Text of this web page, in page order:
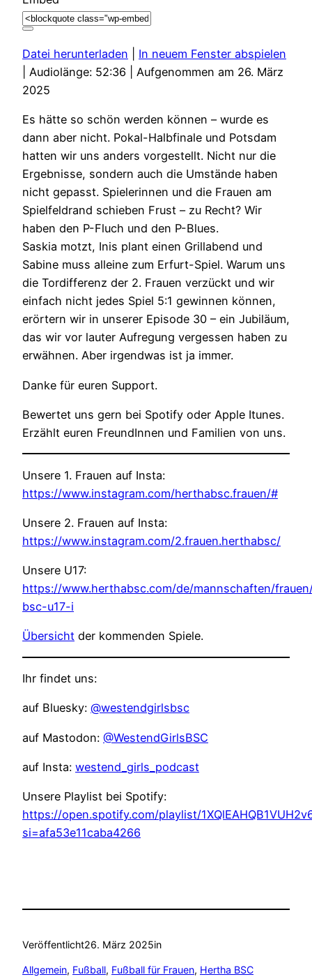
Datei herunterladen
In neuem Fenster abspielen
Audiolänge: 52:36
Aufgenommen am 26. März
2025
Es hätte so schön werden können – wurde es
dann aber nicht. Pokal-Halbfinale und Potsdam
hatten wir uns anders vorgestellt. Nicht nur die
Ergebnisse, sondern auch die Umstände haben
nicht gepasst. Spielerinnen und die Frauen am
Spielfeldrand schieben Frust – zu Recht? Wir
haben den P-Fluch und den P-Blues.
Saskia motzt, Inis plant einen Grillabend und
Sabine muss alleine zum Erfurt-Spiel. Warum uns
die Tordifferenz der 2. Frauen verzückt und wir
einfach nicht jedes Spiel 5:1 gewinnen können,
erörtern wir in unserer Episode 30 – ein Jubiläum,
das wir vor lauter Aufregung vergessen haben zu
erwähnen. Aber irgendwas ist ja immer.
Danke für euren Support.
Bewertet uns gern bei Spotify oder Apple Itunes.
Erzählt euren FreundInnen und Familien von uns.
Unsere 1. Frauen auf Insta:
https://www.instagram.com/herthabsc.frauen/#
Unsere 2. Frauen auf Insta:
https://www.instagram.com/2.frauen.herthabsc/
Unsere U17:
https://www.herthabsc.com/de/mannschaften/
bsc-u17-i
Übersicht der kommenden Spiele.
Ihr findet uns:
auf Bluesky: @westendgirlsbsc
auf Mastodon: @WestendGirlsBSC
auf Insta: westend_girls_podcast
Unsere Playlist bei Spotify:
https://open.spotify.com/playlist/
si=afa53e11caba4266
Veröffentlicht26. März 2025in
Allgemein, Fußball, Fußball für Frauen, Hertha BSC